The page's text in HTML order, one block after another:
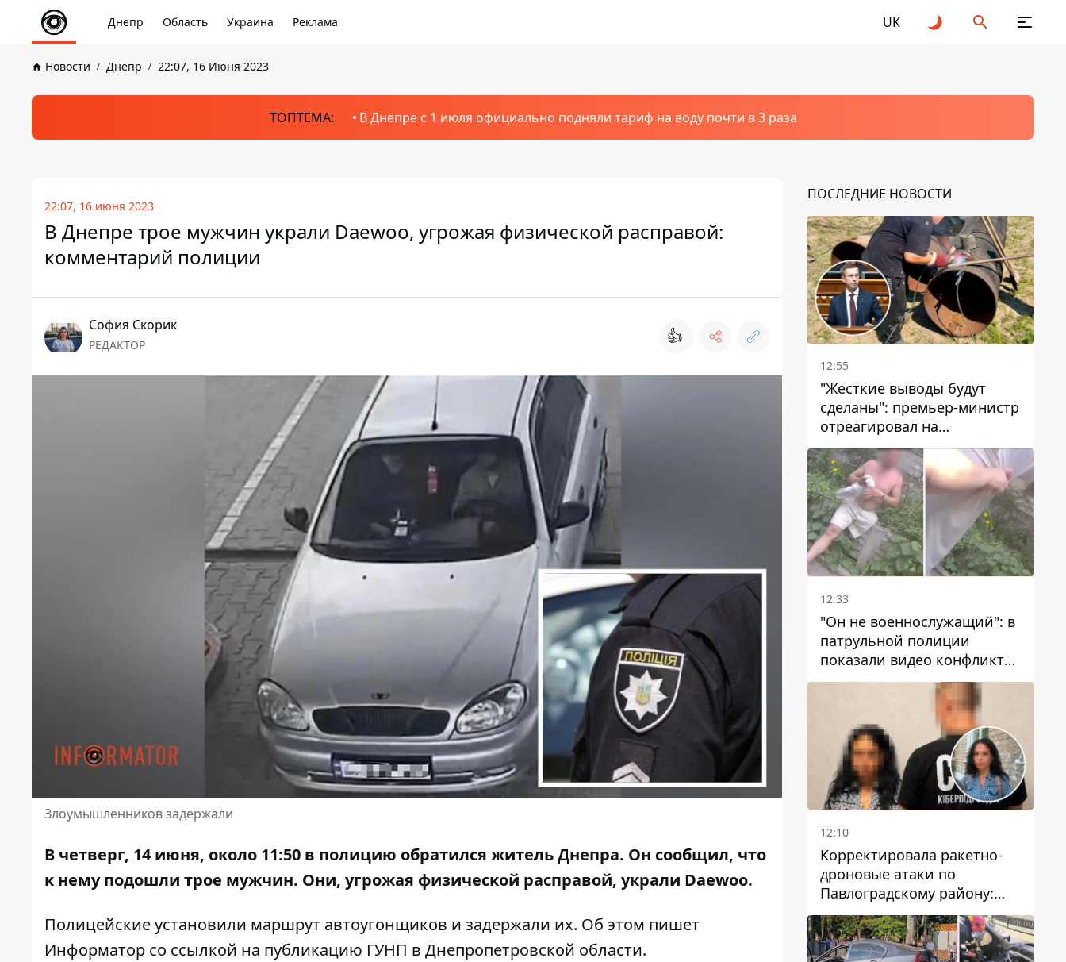
Днепр Область Украина Реклама UK
Новости Днепр 22:07, 16 Июня 2023
ТОПТЕМА: В Днепре с 1 июля официально подняли тариф на воду почти в 3 раза
22:07, 16 июня 2023
В Днепре трое мужчин украли Daewoo, угрожая физической расправой:
комментарий полиции
София Скорик
РЕДАКТОР 👍
Злоумышленников задержали
В четверг, 14 июня, около 11:50 в полицию обратился житель Днепра. Он сообщил, что
к нему подошли трое мужчин. Они, угрожая физической расправой, украли Daewoo.
Полицейские установили маршрут автоугонщиков и задержали их. Об этом пишет
Информатор со ссылкой на публикацию ГУНП в Днепропетровской области.
ПОСЛЕДНИЕ НОВОСТИ
12:55
"Жесткие выводы будут
сделаны": премьер-министр
отреагировал на
несколькодневное
отсутствие воды в Марганце
12:33
"Он не военнослужащий": в
патрульной полиции
показали видео конфликта
с мужчиной без ноги на
проспекте Поля в Днепре
12:10
Корректировала ракетно-
дроновые атаки по
Павлоградскому району:
задержали вражескую
агентку